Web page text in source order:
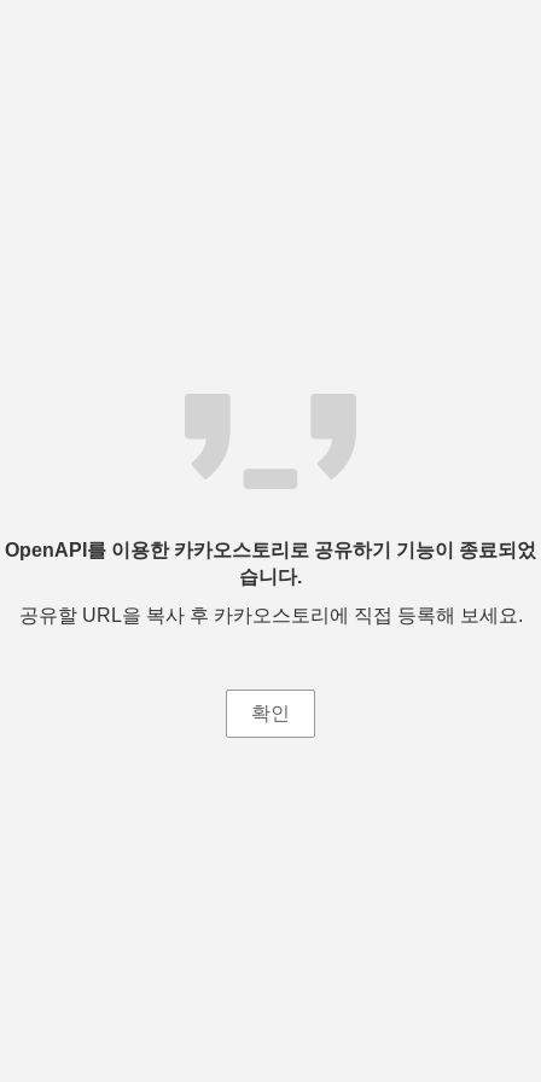
OpenAPI를 이용한 카카오스토리로 공유하기 기능이 종료되었
습니다.
공유할 URL을 복사 후 카카오스토리에 직접 등록해 보세요.
확인